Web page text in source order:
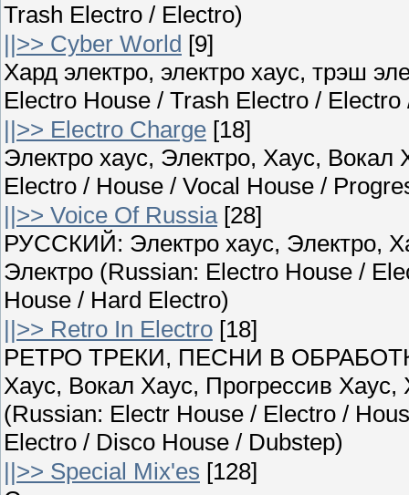
Trash Electro / Electro)
||>> Cyber World [9]
Хард электро, электро хаус, трэш
Electro House / Trash Electro /
||>> Electro Charge [18]
Электро хаус, Электро, Хаус,
Electro / House / Vocal House /
||>> Voice Of Russia [28]
РУССКИЙ: Электро хаус, Электро,
Электро (Russian: Electro House /
House / Hard Electro)
||>> Retro In Electro [18]
РЕТРО ТРЕКИ, ПЕСНИ В
Хаус, Вокал Хаус, Прогрессив
(Russian: Electr House / Electro /
Electro / Disco House / Dubstep)
||>> Special Mix'es [128]